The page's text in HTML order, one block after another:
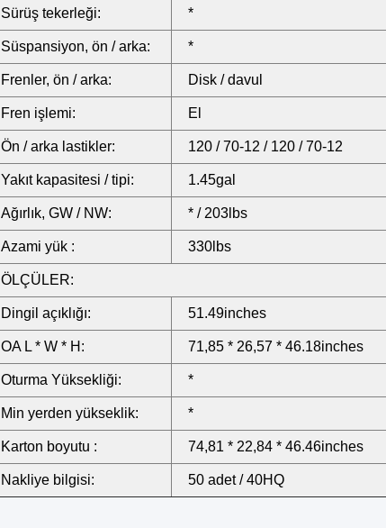
Sürüş tekerleği: *
Süspansiyon, ön / arka: *
Frenler, ön / arka: Disk / davul
Fren işlemi: El
Ön / arka lastikler: 120 / 70-12 / 120 / 70-12
Yakıt kapasitesi / tipi: 1.45gal
Ağırlık, GW / NW: * / 203lbs
Azami yük : 330lbs
ÖLÇÜLER:
Dingil açıklığı: 51.49inches
OA L * W * H: 71,85 * 26,57 * 46.18inches
Oturma Yüksekliği: *
Min yerden yükseklik: *
Karton boyutu : 74,81 * 22,84 * 46.46inches
Nakliye bilgisi: 50 adet / 40HQ